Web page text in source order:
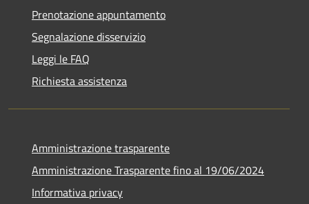
Prenotazione appuntamento
Segnalazione disservizio
Leggi le FAQ
Richiesta assistenza
Amministrazione trasparente
Amministrazione Trasparente fino al 19/06/2024
Informativa privacy